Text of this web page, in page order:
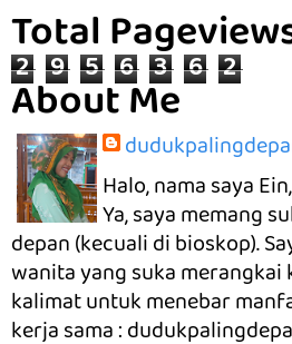
Total
2 9 5 6 3 6 2
About Me
Halo, nama saya
Ya, saya memang
depan (kecuali di bioskop).
wanita yang suka
kalimat untuk menebar
kerja sama :